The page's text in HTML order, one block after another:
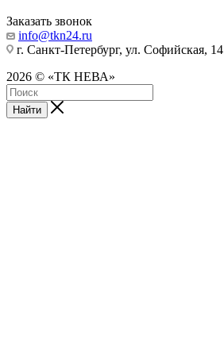
Заказать звонок
info@tkn24.ru
г. Санкт-Петербург, ул. Софийская, 14
2026 © «ТК НЕВА»
Найти